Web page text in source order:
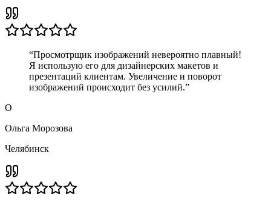
“Просмотрщик изображений невероятно плавный!
Я использую его для дизайнерских макетов и
презентаций клиентам. Увеличение и поворот
изображений происходит без усилий.”
О
Ольга Морозова
Челябинск